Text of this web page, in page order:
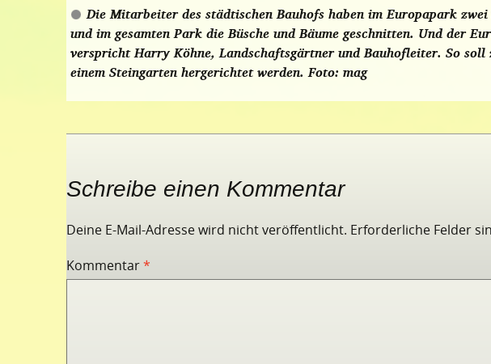
Die Mitarbeiter des städtischen Bauhofs haben im Europapark
und im gesamten Park die Büsche und Bäume geschnitten. Und der
verspricht Harry Köhne, Landschaftsgärtner und Bauhofleiter. So soll
einem Steingarten hergerichtet werden.Foto: mag
Schreibe einen Kommentar
Deine E-Mail-Adresse wird nicht veröffentlicht. Erforderliche Felder
Kommentar*